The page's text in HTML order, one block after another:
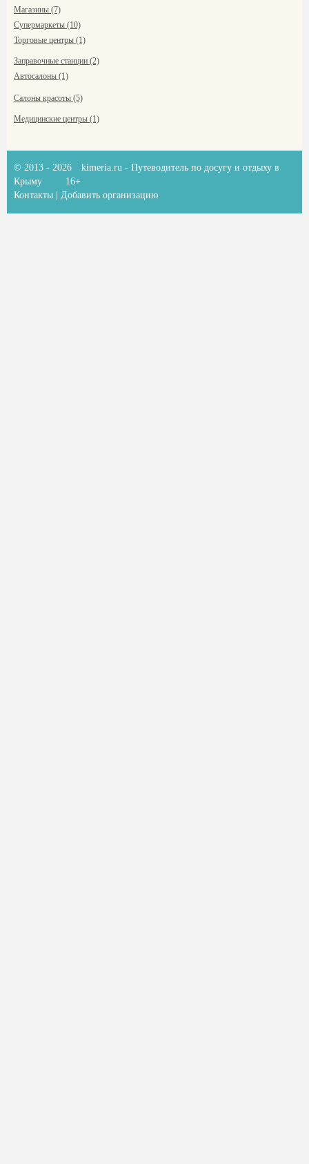
Магазины (7)
Супермаркеты (10)
Торговые центры (1)
Заправочные станции (2)
Автосалоны (1)
Салоны красоты (5)
Медицинские центры (1)
© 2013 - 2026 kimeria.ru - Путеводитель по досугу и отдыху в
Крыму
16+
Контакты
Добавить организацию